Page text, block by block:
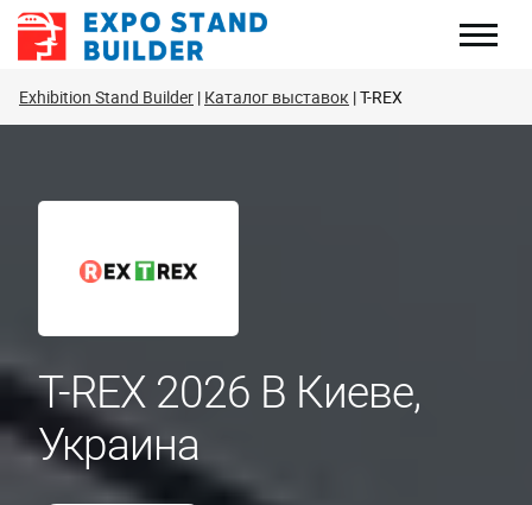
Перейти
Exhibition Stand Builder Каталог выставок T-REX
T-REX 2026 В Киеве,
Украина